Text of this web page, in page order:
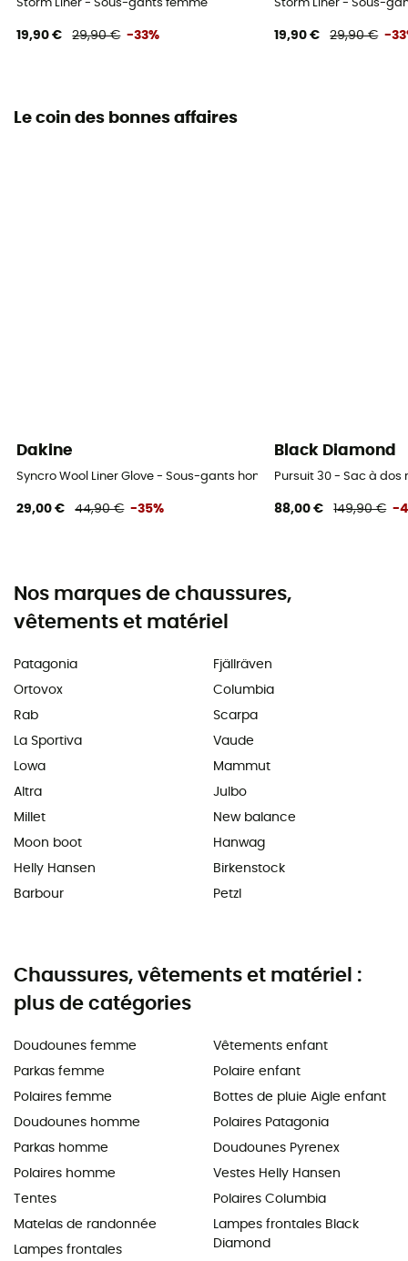
Storm Liner - Sous-gants femme
19,90 € 29,90 € -33%
Storm Liner - Sous-
19,90 € 29,90 € -
Le coin des bonnes affaires
Dakine
Syncro Wool Liner Glove - Sous-gants homme
29,00 € 44,90 € -35%
Black Diamond
Pursuit 30 - Sac à
88,00 € 149,90 € -
Nos marques de chaussures,
vêtements et matériel
Patagonia
Ortovox
Rab
La Sportiva
Lowa
Altra
Millet
Moon boot
Helly Hansen
Barbour
Fjällräven
Columbia
Scarpa
Vaude
Mammut
Julbo
New balance
Hanwag
Birkenstock
Petzl
Chaussures, vêtements et matériel :
plus de catégories
Doudounes femme
Parkas femme
Polaires femme
Doudounes homme
Parkas homme
Polaires homme
Tentes
Matelas de randonnée
Lampes frontales
Vêtements enfant
Polaire enfant
Bottes de pluie Aigle enfant
Polaires Patagonia
Doudounes Pyrenex
Vestes Helly Hansen
Polaires Columbia
Lampes frontales Black
Diamond